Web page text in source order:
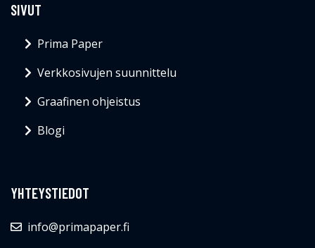
SIVUT
Prima Paper
Verkkosivujen suunnittelu
Graafinen ohjeistus
Blogi
YHTEYSTIEDOT
info@primapaper.fi